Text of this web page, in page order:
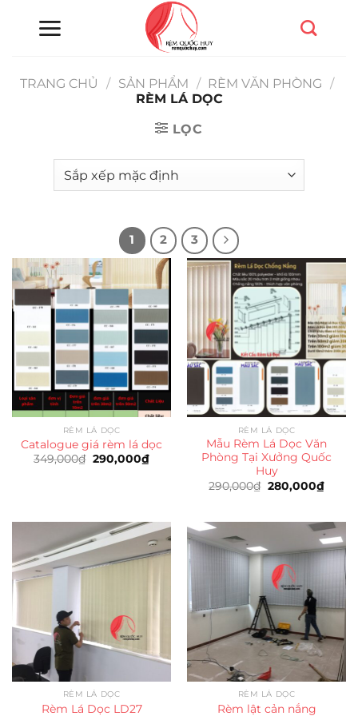
TRANG CHỦ
/ SẢN PHẨM / RÈM VĂN PHÒNG /
RÈM LÁ DỌC
LỌC
RÈM LÁ DỌC
Catalogue giá rèm lá dọc
349,000₫ Giá
290,000₫Giá
hiện
RÈM LÁ DỌC
Mẫu Rèm Lá Dọc Văn
Phòng Tại Xưởng Quốc
Huy
290,000₫ Giá
280,000₫Giá
hiện
RÈM LÁ DỌC
Rèm Lá Dọc LD27
RÈM LÁ DỌC
Rèm lật cản nắng
1 2 3